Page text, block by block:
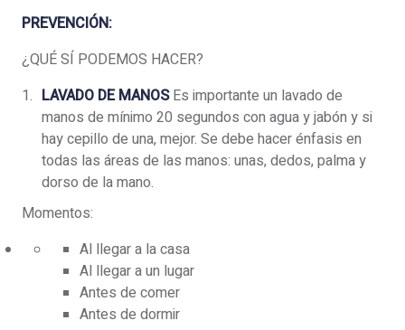
PREVENCIÓN:
¿QUÉ SÍ PODEMOS HACER?
LAVADO DE MANOSEs importante un lavado de
manos de mínimo 20 segundos con agua y jabón y si
hay cepillo de una, mejor. Se debe hacer énfasis en
todas las áreas de las manos: unas, dedos, palma y
dorso de la mano.
Momentos:
Al llegar a la casa
Al llegar a un lugar
Antes de comer
Antes de dormir